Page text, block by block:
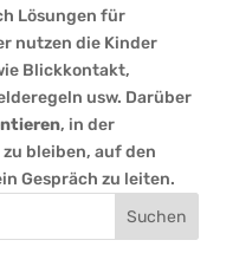
Lösungen für
nutzen die Kinder
Blickkontakt,
usw. Darüber
, in der
bleiben, auf den
Gespräch zu leiten.
Suchen